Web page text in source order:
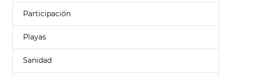
Participación
Playas
Sanidad